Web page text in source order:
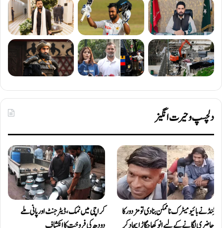
دلچسپ و حیرت انگیز
ٹِنڈ نے بائیومیٹرک ناممکن بنا دی تو مزدور کا
کراچی میں نمک، ڈیٹرجنٹ اور پانی ملے